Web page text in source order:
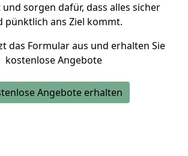
sorgen dafür, dass alles sicher
pünktlich ans Ziel kommt.
das Formular aus und erhalten Sie
kostenlose Angebote
Angebote erhalten